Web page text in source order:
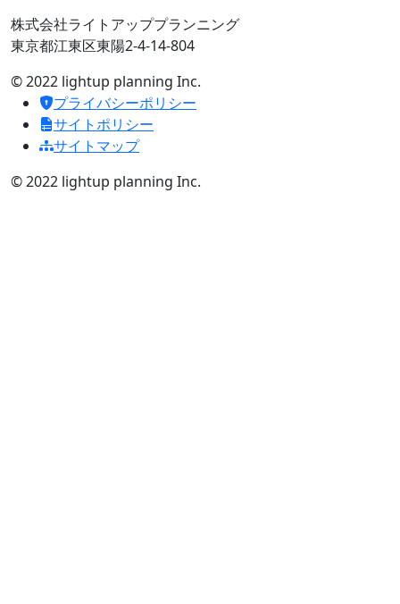
株式会社ライトアッププランニング
東京都江東区東陽2-4-14-804
© 2022 lightup planning Inc.
プライバシーポリシー
サイトポリシー
サイトマップ
© 2022 lightup planning Inc.